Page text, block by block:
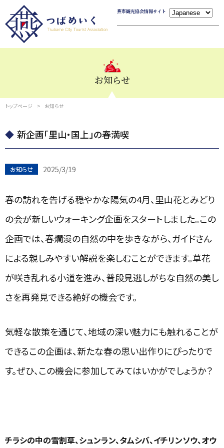
燕市観光協会情報サイト
お知らせ
トップページ お知らせ
新企画「里山・国上」の春満喫
お知らせ 2025/3/19
春の訪れを告げる穏やかな陽気の4月、里山花とみどり
の会が新しいウォーキング企画をスタートしました。この
企画では、春爛漫の自然の中を歩きながら、ガイドさん
による親しみやすい解説を楽しむことができます。草花
が咲き乱れる小道を進み、普段見逃しがちな自然の美し
さを再発見できる絶好の機会です。
気軽な散策を通じて、地域の深い魅力にも触れることが
できるこの企画は、新たな春の思い出作りにぴったりで
す。ぜひ、この機会に参加してみてはいかがでしょうか？
チラシの中の雪割草、シュンラン、タムシバ、イチリンソウ、オウ